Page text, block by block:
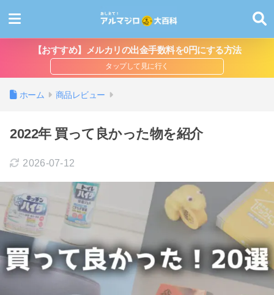
【おすすめ】メルカリの出金手数料を0円にする方法
ホーム 商品レビュー
2022年 買って良かった物を紹介
2026-07-12